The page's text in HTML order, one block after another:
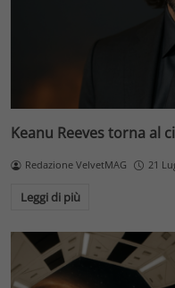
Keanu Reeves torna al
Redazione VelvetMAG 21
Leggi di più